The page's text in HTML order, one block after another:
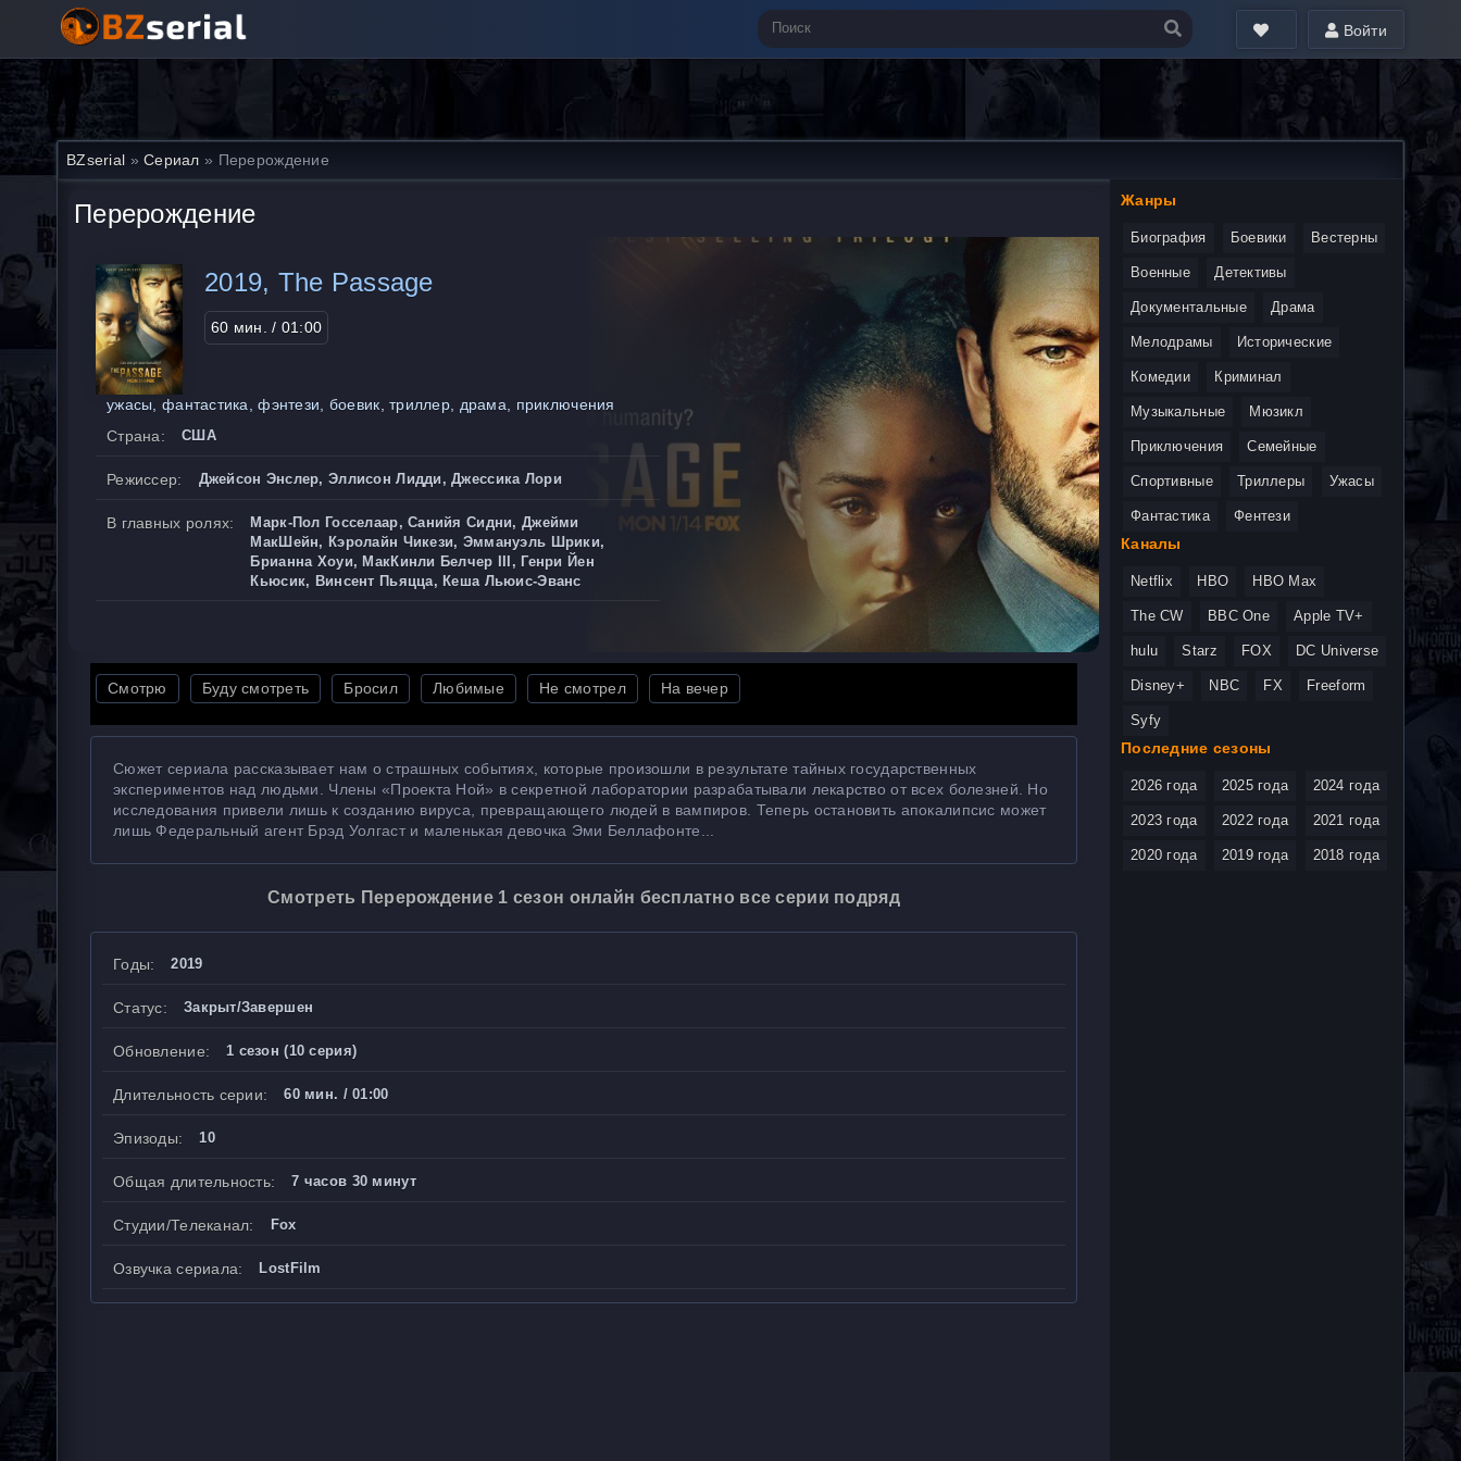
Войти
BZserial »Сериал » Перерождение
Перерождение
2019, The Passage
60 мин. / 01:00
ужасы, фантастика, фэнтези, боевик, триллер, драма, приключения
Страна:
США
Режиссер: Джейсон Энслер, Эллисон Лидди, Джессика Лори
В главных ролях:
Марк-Пол Госселаар, Санийя Сидни, Джейми
МакШейн, Кэролайн Чикези, Эммануэль Шрики,
Брианна Хоуи, МакКинли Белчер III, Генри Йен
Кьюсик, Винсент Пьяцца, Кеша Льюис-Эванс
Смотрю Буду смотреть Бросил Любимые Не смотрел На вечер
Сюжет сериала рассказывает нам о страшных событиях, которые произошли в результате тайных государственных
экспериментов над людьми. Члены «Проекта Ной» в секретной лаборатории разрабатывали лекарство от всех болезней. Но
исследования привели лишь к созданию вируса, превращающего людей в вампиров. Теперь остановить апокалипсис может
лишь Федеральный агент Брэд Уолгаст и маленькая девочка Эми Беллафонте...
Смотреть Перерождение 1 сезон онлайн бесплатно все серии подряд
Годы: 2019
Статус: Закрыт/Завершен
Обновление: 1 сезон (10 серия)
Длительность серии: 60 мин. / 01:00
Эпизоды: 10
Общая длительность: 7 часов 30 минут
Студии/Телеканал: Fox
Озвучка сериала: LostFilm
Жанры
Биография Боевики Вестерны
Военные Детективы
Документальные Драма
Мелодрамы Исторические
Комедии Криминал
Музыкальные Мюзикл
Приключения Семейные
Спортивные Триллеры Ужасы
Фантастика Фентези
Каналы
Netflix HBO HBO Max
The CW BBC One Apple TV+
hulu Starz FOX DC Universe
Disney+ NBC FX Freeform
Syfy
Последние сезоны
2026 года 2025 года 2024 года
2023 года 2022 года 2021 года
2020 года 2019 года 2018 года